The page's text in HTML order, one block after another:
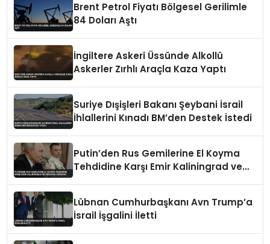
Brent Petrol Fiyatı Bölgesel Gerilimle
84 Doları Aştı
İngiltere Askeri Üssünde Alkollü
Askerler Zırhlı Araçla Kaza Yaptı
Suriye Dışişleri Bakanı Şeybani İsrail
İhlallerini Kınadı BM’den Destek İstedi
Putin’den Rus Gemilerine El Koyma
Tehdidine Karşı Emir Kaliningrad ve
Lübnan Cumhurbaşkanı Avn Trump’a
İsrail İşgalini İletti